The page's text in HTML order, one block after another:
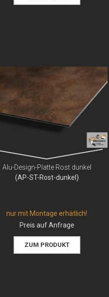
Alu-Design-Platte Rost dunkel
(AP-ST-Rost-dunkel)
nur mit Montage erhätlich!
Preis auf Anfrage
ZUM PRODUKT